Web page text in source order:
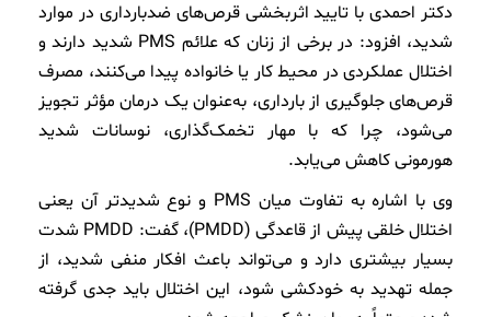
دکتر احمدی با تایید اثربخشی قرص‌های ضدبارداری در موارد
شدید، افزود: در برخی از زنان که علائم PMS شدید دارند و
اختلال عملکردی در محیط کار یا خانواده پیدا می‌کنند، مصرف
قرص‌های جلوگیری از بارداری، به‌عنوان یک درمان مؤثر تجویز
می‌شود، چرا که با مهار تخمک‌گذاری، نوسانات شدید
هورمونی کاهش می‌یابد.
وی با اشاره به تفاوت میان PMS و نوع شدیدتر آن یعنی
اختلال خلقی پیش از قاعدگی (PMDD)، گفت: PMDD شدت
بسیار بیشتری دارد و می‌تواند باعث افکار منفی شدید، از
جمله تهدید به خودکشی شود، این اختلال باید جدی گرفته